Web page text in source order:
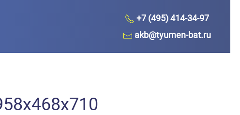
+7 (495) 414-34-97
akb@tyumen-bat.ru